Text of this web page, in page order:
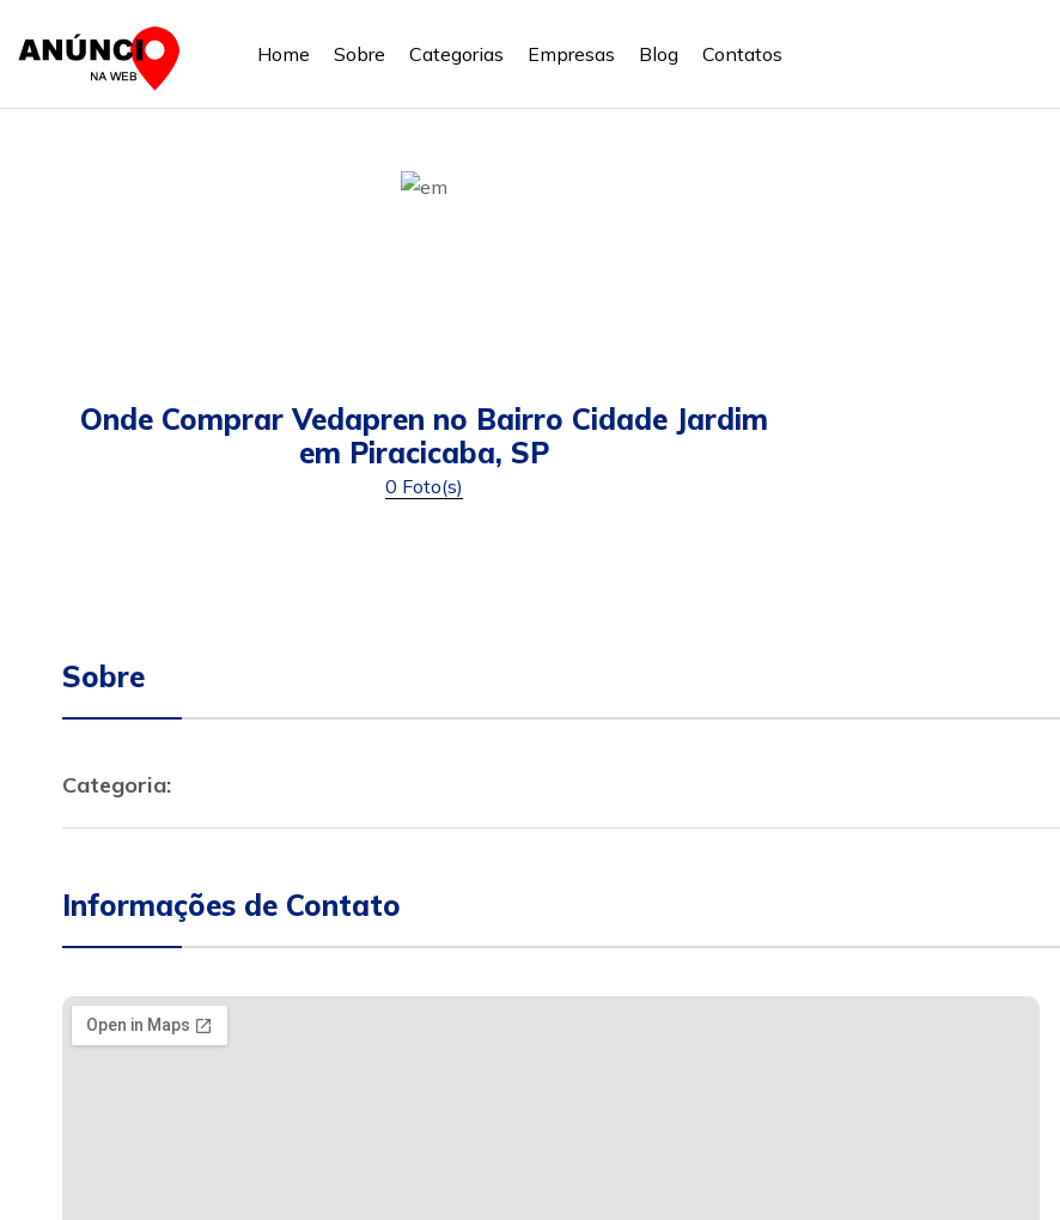
Home Sobre Categorias Empresas Blog Contatos
Onde Comprar Vedapren no Bairro Cidade Jardim
em Piracicaba, SP
0 Foto(s)
Sobre
Categoria:
Informações de Contato